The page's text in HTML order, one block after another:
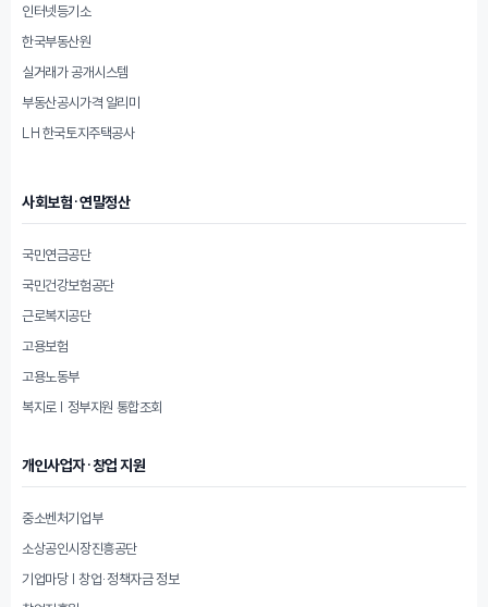
인터넷등기소
한국부동산원
실거래가 공개시스템
부동산공시가격 알리미
LH 한국토지주택공사
사회보험·연말정산
국민연금공단
국민건강보험공단
근로복지공단
고용보험
고용노동부
복지로 | 정부지원 통합조회
개인사업자·창업 지원
중소벤처기업부
소상공인시장진흥공단
기업마당 | 창업·정책자금 정보